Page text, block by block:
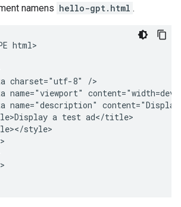
namens hello-gpt.html .
html>
charset="utf-8" />
name="viewport"
name="description"
a test ad</title>
style>